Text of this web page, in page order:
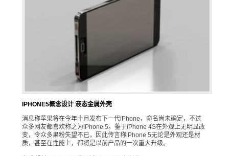
IPHONE5概念设计 液态金属外壳
消息称苹果将在今年十月发布下一代iPhone，命名尚未确定，不过
众多网友都喜欢称之为iPhone 5。鉴于iPhone 4S在外观上无明显改
变，令众多果粉失望不已，因此传言称iPhone 5无论是外观还是材
质，甚至在性能上，都将是以前产品的一次重大升级。